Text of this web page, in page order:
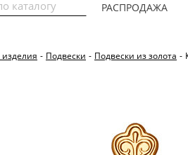
РАСПРОДАЖА
- Подвески - Подвески из золота -